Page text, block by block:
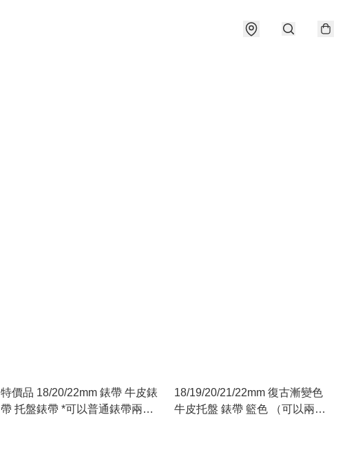
特價品 18/20/22mm 錶帶 牛皮錶
帶 托盤錶帶 *可以普通錶帶兩用*
18/19/20/21/22mm 復古漸變色
牛皮托盤 錶帶 籃色 （可以兩用